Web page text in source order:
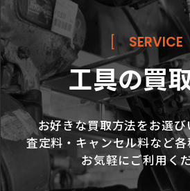
[
工具の買
お好きな買取方法をお選
査定料・キャンセル料など
お気軽にご利用く